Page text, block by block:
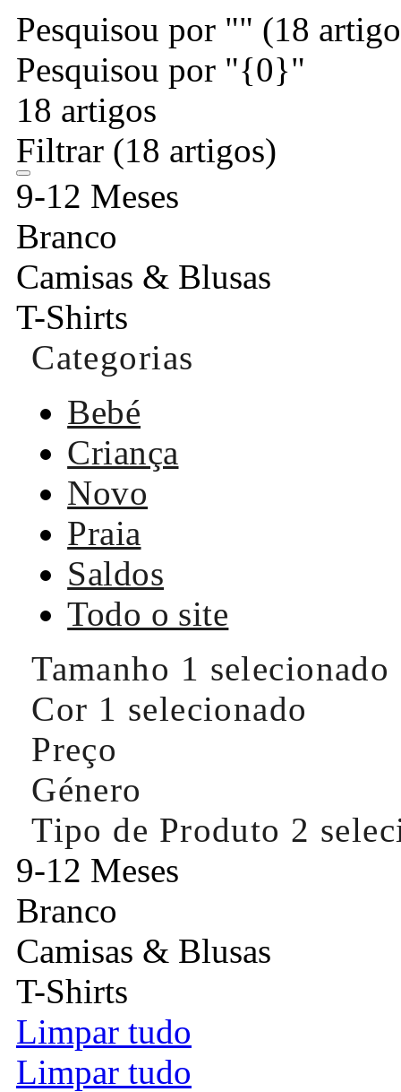
Pesquisou por "" (18
Pesquisou por "{0}"
18 artigos
Filtrar (18 artigos)
9-12 Meses
Branco
Camisas & Blusas
T-Shirts
Categorias
Bebé
Criança
Novo
Praia
Saldos
Todo o site
Tamanho 1 selecionado
Cor 1 selecionado
Preço
Género
Tipo de Produto 2
9-12 Meses
Branco
Camisas & Blusas
T-Shirts
Limpar tudo
Limpar tudo